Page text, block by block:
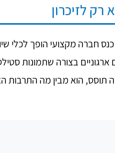
לזיכרון
חברה מקצועי הופך לכלי
בצורה שתמונות
תוסס, הוא מבין מה התרבות